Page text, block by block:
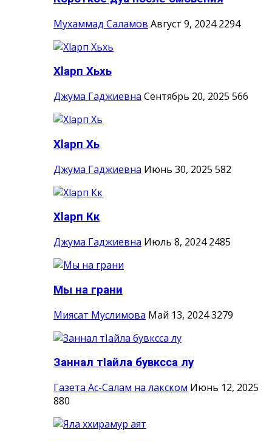
Мухаммад Саламов Август 9, 2024 2294
Хlарп Хьхь
Джума Гаджиевна Сентябрь 20, 2025 566
Хlарп Хь
Джума Гаджиевна Июнь 30, 2025 582
Хlарп Кк
Джума Гаджиевна Июль 8, 2024 2485
Мы на грани
Миясат Муслимова Май 13, 20243279
Заннал тIайла бувксса лу
Газета Ас-Салам на лакском Июнь 12, 2025
880